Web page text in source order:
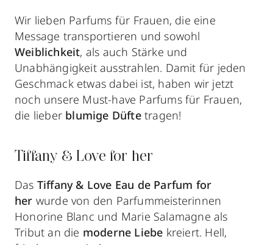
Wir lieben Parfums für Frauen, die eine
Message transportieren und sowohl
Weiblichkeit, als auch Stärke und
Unabhängigkeit ausstrahlen. Damit für jeden
Geschmack etwas dabei ist, haben wir jetzt
noch unsere Must-have Parfums für Frauen,
die lieber blumige Düftetragen!
Tiffany & Love for her
Das Tiffany & Love Eau de Parfum for
her wurde von den Parfummeisterinnen
Honorine Blanc und Marie Salamagne als
Tribut an die moderne Liebe kreiert. Hell,